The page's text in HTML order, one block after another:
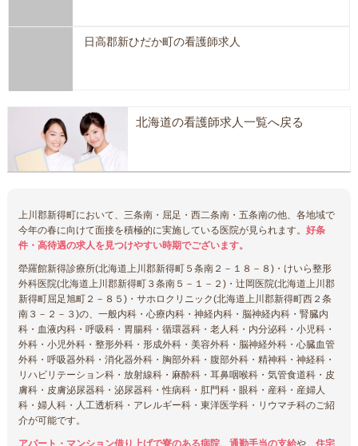
日高郡新ひだか町の看護師求人
北海道の看護師求人一覧へ戻る
上川郡新得町において、三条南・屈足・西二条南・五条南の他、各地域で
今年の春に向けて面接を積極的に実施している医院が見られます。 好条
件・高待遇の求人を見つけやすい時期でございます。
犖羅館新得診療所(北海道上川郡新得町５条南２－１８－８)・けいら整形
外科医院(北海道上川郡新得町３条南５－１－２)・辻岡医院(北海道上川郡
新得町屈足旭町２－８５)・サホロクリニック(北海道上川郡新得町西２条
南３－２－３)の、一般内科・心療内科・神経内科・脳神経内科・腎臓内
科・血液内科・呼吸科・胃腸科・循環器科・老人科・内分泌科・小児科・
外科・小児外科・整形外科・形成外科・美容外科・脳神経外科・心臓血管
外科・呼吸器外科・消化器外科・胸部外科・腹部外科・精神科・神経科・
リハビリテーション科・放射線科・麻酔科・耳鼻咽喉科・気管食道科・皮
膚科・皮膚泌尿器科・泌尿器科・性病科・肛門科・眼科・産科・産婦人
科・婦人科・人工透析科・アレルギー科・東洋医学科・リウマチ科のご紹
介が可能です。
アパート・マンション借り上げで寮のある病院、通勤手当の支給や、 住宅